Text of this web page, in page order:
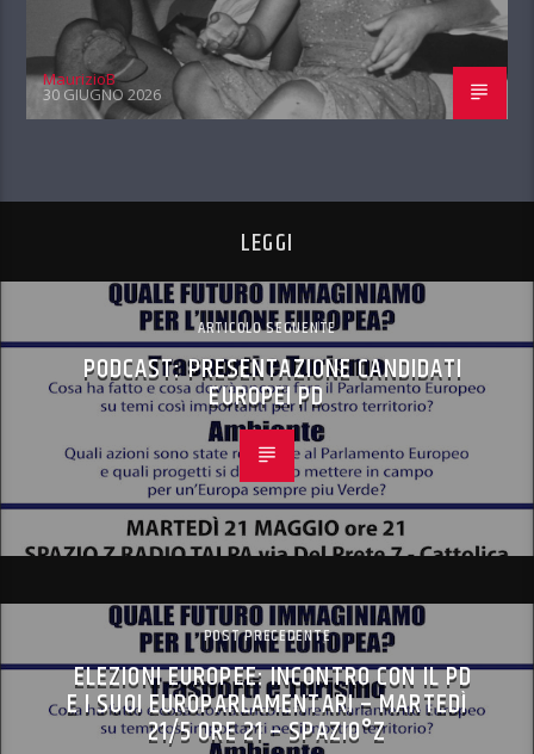
MaurizioB
30 GIUGNO 2026
LEGGI
ARTICOLO SEGUENTE
PODCAST: PRESENTAZIONE CANDIDATI
EUROPEI PD
POST PRECEDENTE
ELEZIONI EUROPEE: INCONTRO CON IL PD
E I SUOI EUROPARLAMENTARI – MARTEDÌ
21/5 ORE 21 – SPAZIO°Z